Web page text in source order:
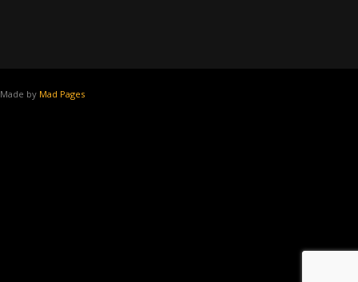
Made by Mad Pages